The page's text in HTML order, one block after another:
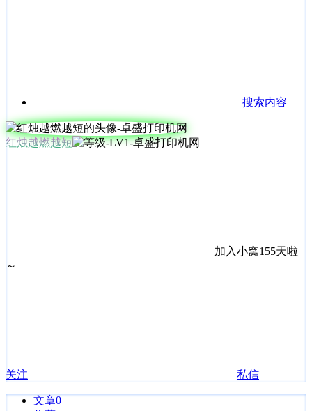
搜索内容
红烛越燃越短
加入小窝155天啦
～
关注 私信
文章0